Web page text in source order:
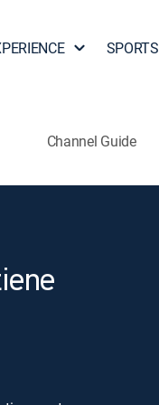
SPORTS
Channel Guide